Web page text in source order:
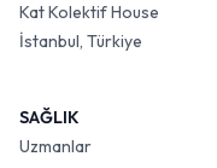
Kat Kolektif House
İstanbul, Türkiye
SAĞLIK
Uzmanlar